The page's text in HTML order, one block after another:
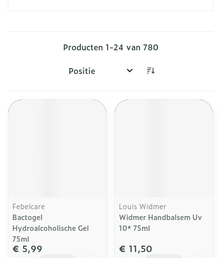
Producten 1-24 van 780
Sorteer op:
Febelcare
Bactogel
Hydroalcoholische Gel
75ml
€ 5,99
Louis Widmer
Widmer Handbalsem Uv
10* 75ml
€ 11,50